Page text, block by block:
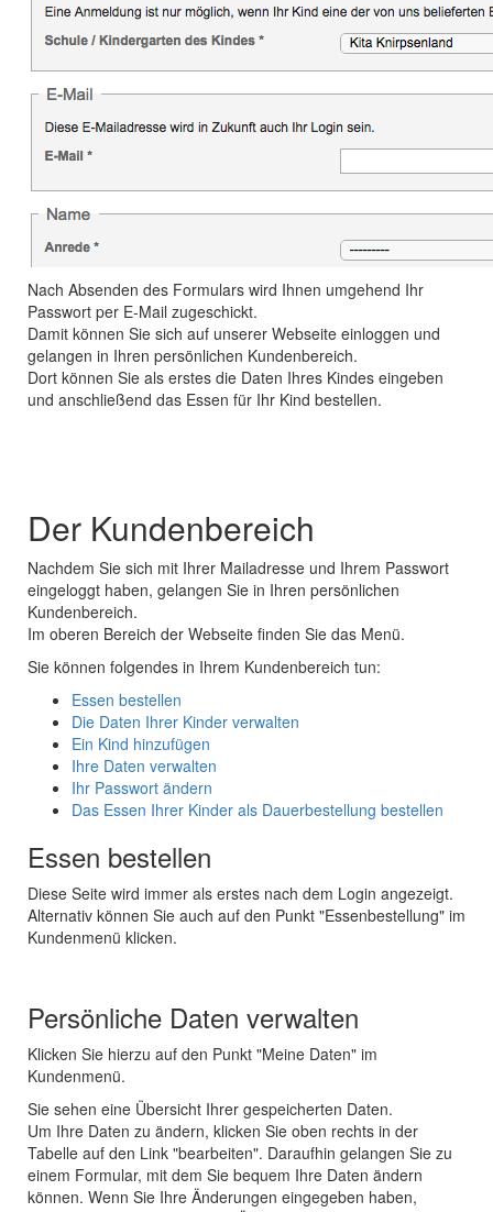
Nach Absenden des Formulars wird Ihnen umgehend Ihr
Passwort per E-Mail zugeschickt.
Damit können Sie sich auf unserer Webseite einloggen und
gelangen in Ihren persönlichen Kundenbereich.
Dort können Sie als erstes die Daten Ihres Kindes eingeben
und anschließend das Essen für Ihr Kind bestellen.
Der Kundenbereich
Nachdem Sie sich mit Ihrer Mailadresse und Ihrem Passwort
eingeloggt haben, gelangen Sie in Ihren persönlichen
Kundenbereich.
Im oberen Bereich der Webseite finden Sie das Menü.
Sie können folgendes in Ihrem Kundenbereich tun:
Essen bestellen
Die Daten Ihrer Kinder verwalten
Ein Kind hinzufügen
Ihre Daten verwalten
Ihr Passwort ändern
Das Essen Ihrer Kinder als Dauerbestellung bestellen
Essen bestellen
Diese Seite wird immer als erstes nach dem Login angezeigt.
Alternativ können Sie auch auf den Punkt "Essenbestellung" im
Kundenmenü klicken.
Persönliche Daten verwalten
Klicken Sie hierzu auf den Punkt "Meine Daten" im
Kundenmenü.
Sie sehen eine Übersicht Ihrer gespeicherten Daten.
Um Ihre Daten zu ändern, klicken Sie oben rechts in der
Tabelle auf den Link "bearbeiten". Daraufhin gelangen Sie zu
einem Formular, mit dem Sie bequem Ihre Daten ändern
können. Wenn Sie Ihre Änderungen eingegeben haben,